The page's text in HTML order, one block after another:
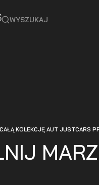
WYSZUKAJ
KOLEKCJĘ AUT JUSTCARS